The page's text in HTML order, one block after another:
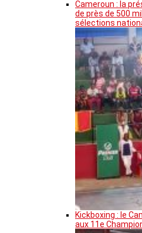
Cameroun : la
de près de 500
sélections
Kickboxing : le
aux 11e